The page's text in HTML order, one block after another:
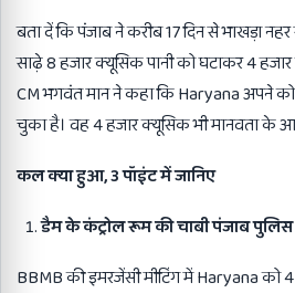
बता दें कि पंजाब ने करीब 17 दिन से भाखड़ा
साढ़े 8 हजार क्यूसिक पानी को घटाकर 4
CM भगवंत मान ने कहा कि Haryana अपने
चुका है। वह 4 हजार क्यूसिक भी मानवता के
कल क्या हुआ, 3 पॉइंट में जानिए
डैम के कंट्रोल रूम की चाबी पंजाब
BBMB की इमरजेंसी मीटिंग में Haryana को